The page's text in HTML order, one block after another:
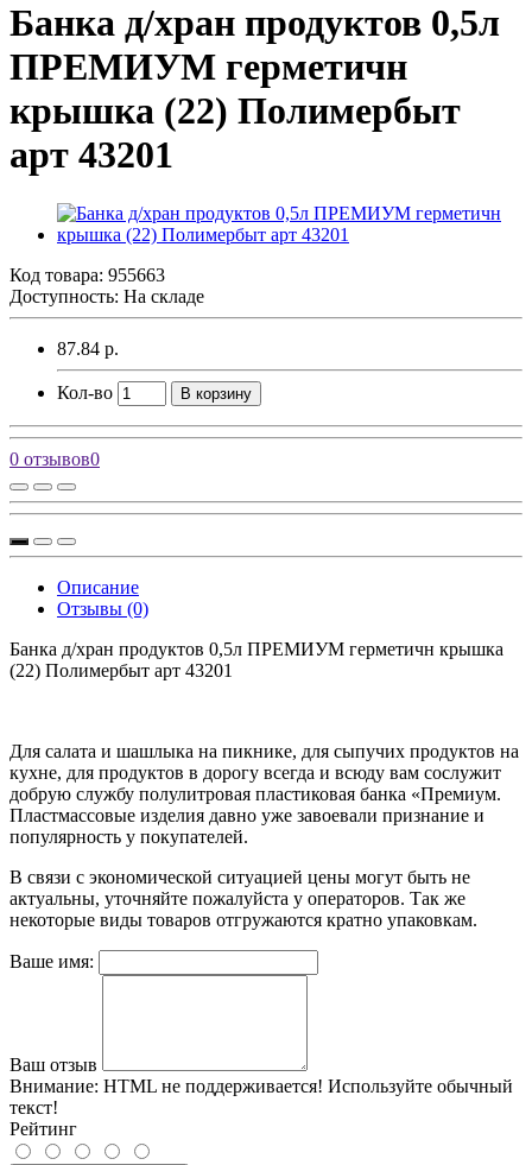
Банка д/хран продуктов 0,5л
ПРЕМИУМ герметичн
крышка (22) Полимербыт
арт 43201
Код товара: 955663
Доступность: На складе
87.84 р.
Кол-во В корзину
0 отзывов0
Описание
Отзывы (0)
Банка д/хран продуктов 0,5л ПРЕМИУМ герметичн крышка
(22) Полимербыт арт 43201
Для салата и шашлыка на пикнике, для сыпучих продуктов на
кухне, для продуктов в дорогу всегда и всюду вам сослужит
добрую службу полулитровая пластиковая банка «Премиум.
Пластмассовые изделия давно уже завоевали признание и
популярность у покупателей.
В связи с экономической ситуацией цены могут быть не
актуальны, уточняйте пожалуйста у операторов. Так же
некоторые виды товаров отгружаются кратно упаковкам.
Ваше имя:
Ваш отзыв
Внимание: HTML не поддерживается! Используйте обычный
текст!
Рейтинг